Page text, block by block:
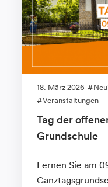
18. März 2026
Veranstaltungen
Tag der
Grundschule
Lernen Sie am